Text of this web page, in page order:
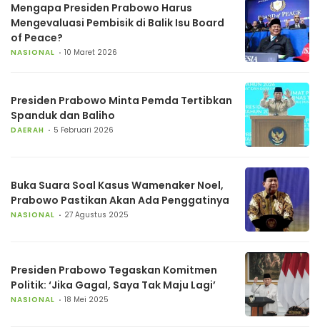
Mengapa Presiden Prabowo Harus
Mengevaluasi Pembisik di Balik Isu Board
of Peace?
NASIONAL 10 Maret 2026
Presiden Prabowo Minta Pemda Tertibkan
Spanduk dan Baliho
DAERAH 5 Februari 2026
Buka Suara Soal Kasus Wamenaker Noel,
Prabowo Pastikan Akan Ada Penggatinya
NASIONAL 27 Agustus 2025
Presiden Prabowo Tegaskan Komitmen
Politik: ‘Jika Gagal, Saya Tak Maju Lagi’
NASIONAL 18 Mei 2025